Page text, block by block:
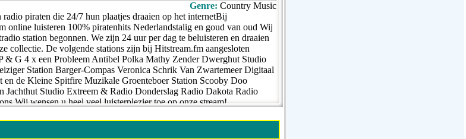
Genre: Country Music
piraten die 24/7 hun plaatjes draaien op het internetBij
online luisteren 100% piratenhits Nederlandstalig en goud van oud Wij
station begonnen. We zijn 24 uur per dag te beluisteren en draaien
collectie. De volgende stations zijn bij Hitstream.fm aangesloten
& G 4 x een Probleem Antibel Polka Mathy Zender Dwerghut Studio
Station Barger-Compas Veronica Schrik Van Zwartemeer Digitaal
en de Kleine Spitfire Muzikale Groenteboer Station Scooby Doo
Jachthut Studio Extreem & Radio Donderslag Radio Dakota Radio
Wij wensen u heel veel luisterplezier toe op onze stream!